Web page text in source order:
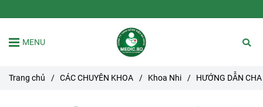
MENU
Trang chủ / CÁC CHUYÊN KHOA / Khoa Nhi / HƯỚNG DẪN